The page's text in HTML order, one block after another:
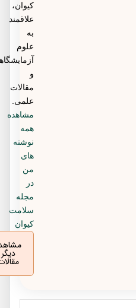
کیوان،
علاقمند
آزمایشگاهی
مقالات
علمی.
مشاهده
نوشته
سلامت
کیوان
مشاهده
مقالات